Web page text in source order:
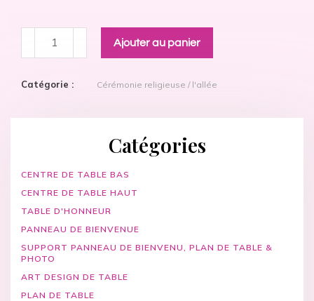
Ajouter au panier
Catégorie : Cérémonie religieuse / l'allée
Catégories
CENTRE DE TABLE BAS
CENTRE DE TABLE HAUT
TABLE D'HONNEUR
PANNEAU DE BIENVENUE
SUPPORT PANNEAU DE BIENVENU, PLAN DE TABLE &
PHOTO
ART DESIGN DE TABLE
PLAN DE TABLE